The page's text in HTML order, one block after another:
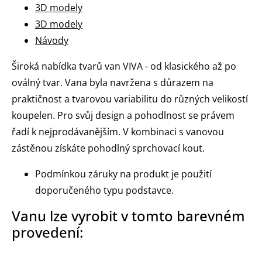
3D modely
3D modely
Návody
Široká nabídka tvarů van VIVA - od klasického až po
oválný tvar. Vana byla navržena s důrazem na
praktičnost a tvarovou variabilitu do různých velikostí
koupelen. Pro svůj design a pohodlnost se právem
řadí k nejprodávanějším. V kombinaci s vanovou
zástěnou získáte pohodlný sprchovací kout.
Podmínkou záruky na produkt je použití
doporučeného typu podstavce.
Vanu lze vyrobit v tomto barevném
provedení: